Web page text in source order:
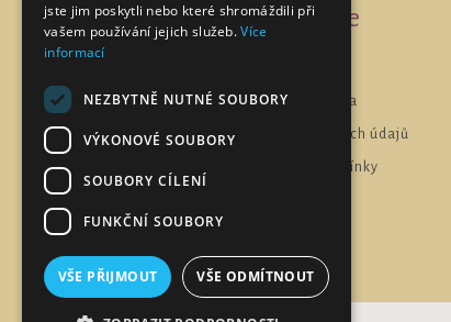
Informace
Doprava a platba
Ochrana osobních údajů
Obchodní podmínky
jste jim poskytli nebo které shromáždili při
vašem používání jejich služeb.Více
informací
NEZBYTNĚ NUTNÉ SOUBORY
VÝKONOVÉ SOUBORY
SOUBORY CÍLENÍ
FUNKČNÍ SOUBORY
VŠE PŘIJMOUT VŠE ODMÍTNOUT